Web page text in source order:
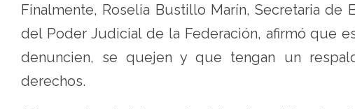
Finalmente, Roselia Bustillo Marín, Secretaria de
del Poder Judicial de la Federación, afirmó que
denuncien, se quejen y que tengan un
derechos.